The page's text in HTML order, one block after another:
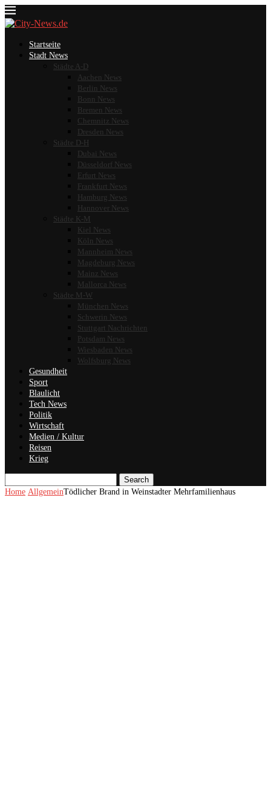
Startseite
Stadt News
Städte A-D
Aachen News
Berlin News
Bonn News
Bremen News
Chemnitz News
Dresden News
Städte D-H
Dubai News
Düsseldorf News
Erfurt News
Frankfurt News
Hamburg News
Hannover News
Städte K-M
Kiel News
Köln News
Mannheim News
Magdeburg News
Mainz News
Mallorca News
Städte M-W
München News
Schwerin News
Stuttgart Nachrichten
Potsdam News
Wiesbaden News
Wolfsburg News
Gesundheit
Sport
Blaulicht
Tech News
Politik
Wirtschaft
Medien / Kultur
Reisen
Krieg
Search
Home AllgemeinTödlicher Brand in Weinstadter Mehrfamilienhaus